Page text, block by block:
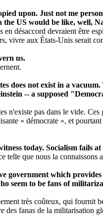
upon. Just not me
the US would be like, well,
désaccord devraient être
vivre aux États-Unis serait
us.
does not exist in a
-- a supposed
n'existe pas dans le vide.
« démocrate », et
today. Socialism fails
que nous la
government which
seem to be fans of
très coûteux, qui fournit
fanas de la